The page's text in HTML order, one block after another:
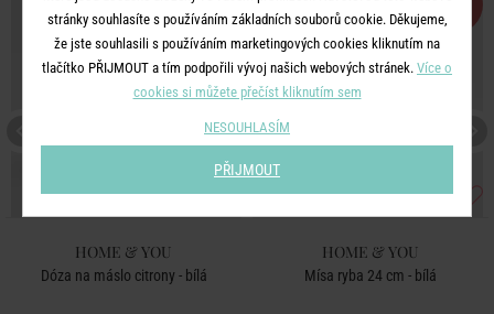
HOME & YOU
Dóza na máslo citrony - bílá
HOME & YOU
Mísa ryba 24 cm - bílá
stránky souhlasíte s používáním základních souborů cookie. Děkujeme,
že jste souhlasili s používáním marketingových cookies kliknutím na
tlačítko PŘIJMOUT a tím podpořili vývoj našich webových stránek. Více o
cookies si můžete přečíst kliknutím sem
NESOUHLASÍM
PŘIJMOUT